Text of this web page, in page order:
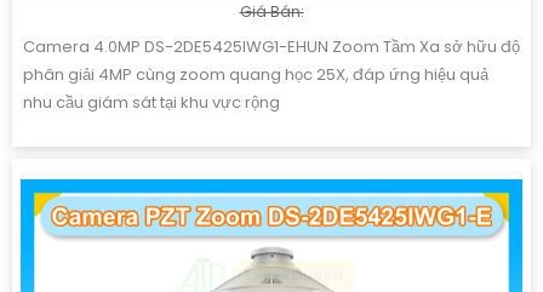
Giá Bán:
Camera 4.0MP DS-2DE5425IWG1-EHUN Zoom Tầm Xa sở hữu độ
phân giải 4MP cùng zoom quang học 25X, đáp ứng hiệu quả
nhu cầu giám sát tại khu vực rộng